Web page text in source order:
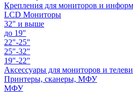
Крепления для мониторов и
LCD Мониторы
32" и выше
до 19"
22"-25"
25"-32"
19"-22"
Аксессуары для мониторов и
Принтеры, сканеры, МФУ
МФУ